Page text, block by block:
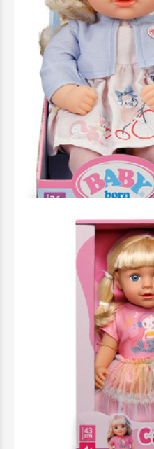
Baby Born Κούκλα
Προσθήκη
Άμεσα
Baby Born Κούκλα